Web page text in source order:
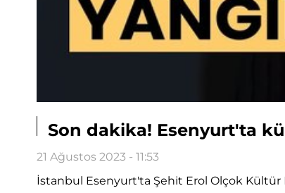
Son dakika! Esenyurt'ta
21 Ağustos 2023 - 11:53
İstanbul Esenyurt'ta Şehit Erol Olçok Kültür